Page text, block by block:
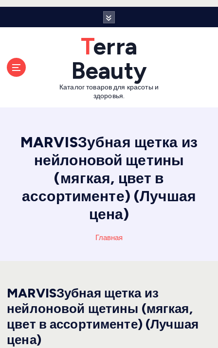
Terra
Beauty
Каталог товаров для красоты и
здоровья.
MARVISЗубная щетка из
нейлоновой щетины
(мягкая, цвет в
ассортименте) (Лучшая
цена)
Главная
MARVISЗубная щетка из
нейлоновой щетины (мягкая,
цвет в ассортименте) (Лучшая
цена)